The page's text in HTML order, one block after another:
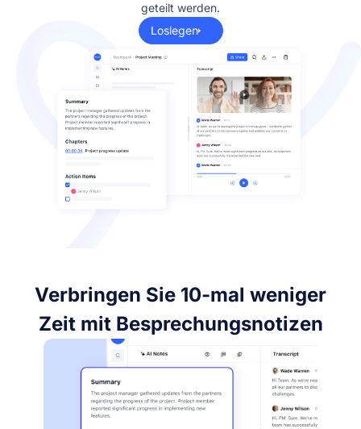
geteilt werden.
Loslegen
Verbringen Sie 10-mal weniger
Zeit mit Besprechungsnotizen